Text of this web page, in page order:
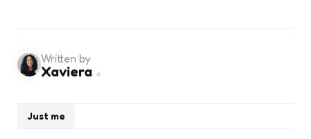
Just me
Written by
Xaviera